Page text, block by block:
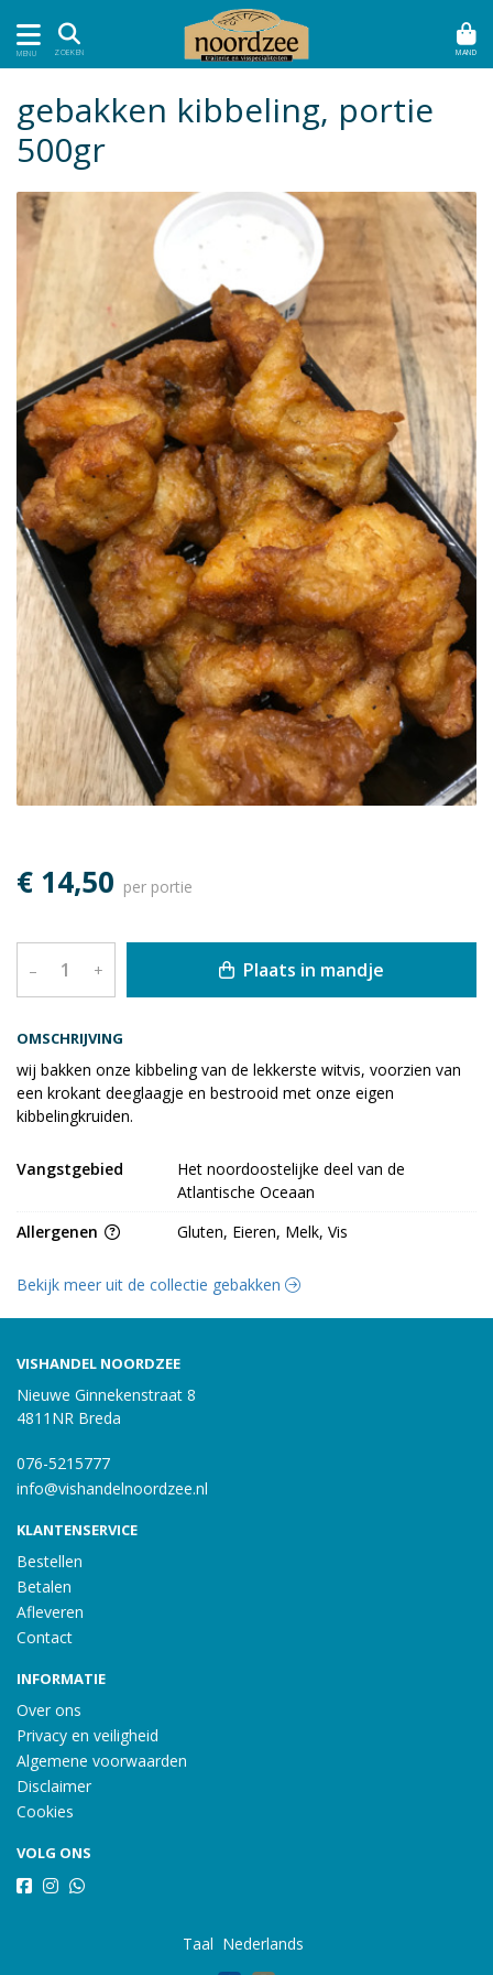
MENU ZOEKEN MAND
OMSCHRIJVING
wij bakken onze kibbeling van de lekkerste witvis, voorzien van
een krokant deeglaagje en bestrooid met onze eigen
kibbelingkruiden.
gebakken kibbeling, portie
500gr
€ 14,50 per portie
– + Plaats in mandje
Vangstgebied
Het noordoostelijke deel van de
Atlantische Oceaan
Allergenen
Gluten, Eieren, Melk, Vis
Bekijk meer uit de collectie gebakken
VISHANDEL NOORDZEE
Nieuwe Ginnekenstraat 8
4811NR Breda
076-5215777
info@vishandelnoordzee.nl
KLANTENSERVICE
Bestellen
Betalen
Afleveren
Contact
INFORMATIE
Over ons
Privacy en veiligheid
Algemene voorwaarden
Disclaimer
Cookies
VOLG ONS
Taal